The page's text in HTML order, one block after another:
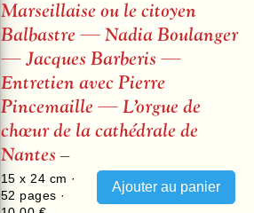
Marseillaise ou le citoyen
Balbastre — Nadia Boulanger
— Jacques Barberis —
Entretien avec Pierre
Pincemaille — L’orgue de
chœur de la cathédrale de
Nantes –
15 x 24 cm ·
52 pages ·